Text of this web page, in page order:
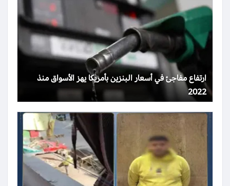
ارتفاع مفاجئ في أسعار البنزين بأمريكا يهز الأسواق منذ
2022